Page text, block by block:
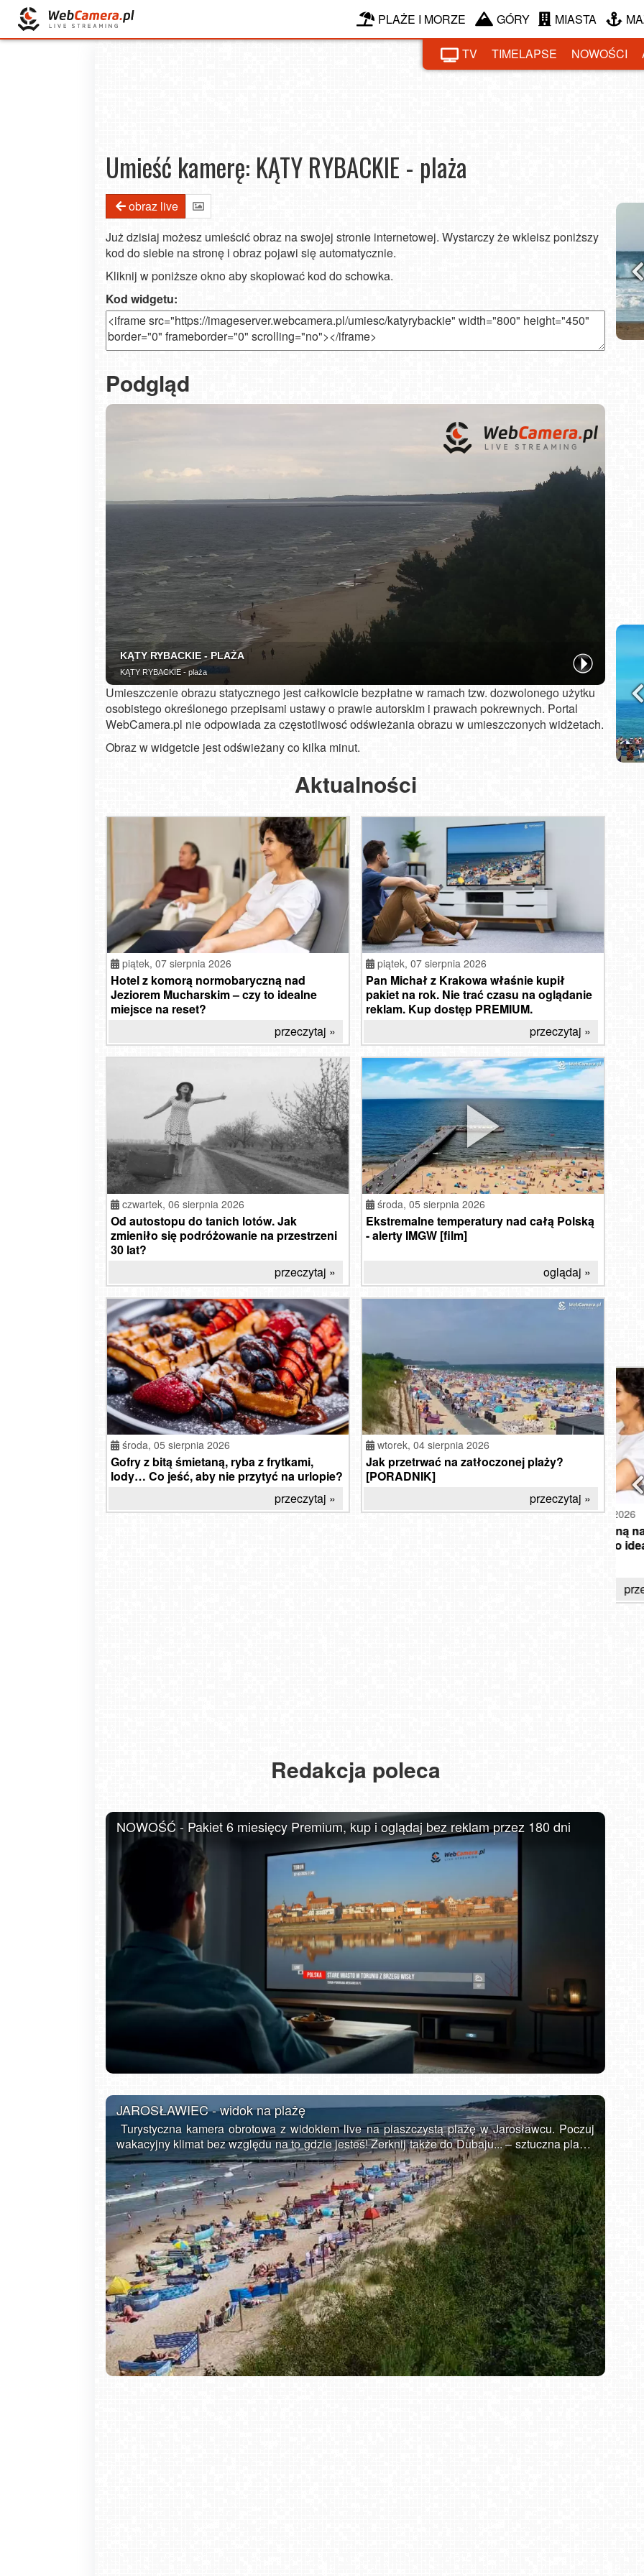
PLAŻE I MORZE GÓRY MIASTA
TV TIMELAPSE NOWOŚCI
Umieść kamerę: KĄTY RYBACKIE - plaża
obraz live
Już dzisiaj możesz umieścić obraz na swojej stronie internetowej. Wystarczy że wkleisz poniższy
kod do siebie na stronę i obraz pojawi się automatycznie.
Kliknij w poniższe okno aby skopiować kod do schowka.
Kod widgetu:
Podgląd
Umieszczenie obrazu statycznego jest całkowicie bezpłatne w ramach tzw. dozwolonego użytku
osobistego określonego przepisami ustawy o prawie autorskim i prawach pokrewnych. Portal
WebCamera.pl nie odpowiada za częstotliwosć odświeżania obrazu w umieszczonych widżetach.
Obraz w widgetcie jest odświeżany co kilka minut.
Aktualności
piątek, 07 sierpnia 2026
Hotel z komorą normobaryczną nad
Jeziorem Mucharskim – czy to idealne
miejsce na reset?
przeczytaj »
piątek, 07 sierpnia 2026
Pan Michał z Krakowa właśnie kupił
pakiet na rok. Nie trać czasu na oglądanie
reklam. Kup dostęp PREMIUM.
przeczytaj »
czwartek, 06 sierpnia 2026
Od autostopu do tanich lotów. Jak
zmieniło się podróżowanie na przestrzeni
30 lat?
przeczytaj »
środa, 05 sierpnia 2026
Ekstremalne temperatury nad całą Polską
- alerty IMGW [film]
oglądaj »
środa, 05 sierpnia 2026
Gofry z bitą śmietaną, ryba z frytkami,
lody… Co jeść, aby nie przytyć na urlopie?
przeczytaj »
wtorek, 04 sierpnia 2026
Jak przetrwać na zatłoczonej plaży?
[PORADNIK]
przeczytaj »
Redakcja poleca
NOWOŚĆ - Pakiet 6 miesięcy Premium, kup i oglądaj bez reklam przez 180 dni
Gdańsk - Brzeźno molo DZIWNÓW - widok na plażę
JAROSŁAWIEC - widok na plażę
Turystyczna kamera obrotowa z widokiem live na piaszczystą plażę w Jarosławcu. Poczuj
wakacyjny klimat bez względu na to gdzie jesteś! Zerknij także do Dubaju... – sztuczna plaża.
Jarosławiec to letniskowa wieś położona w województwie zachodniopomorskim na Wybrzeżu
Słowińskim nad Bałtykiem pomiędzy miastami Ustka i Darłowo. Posiada bardzo
rozbudowaną bazę noclegową i gastronomiczną, co pozwala przyjąć rzesze turystów w
sezonie letnim. Dzięki szerokim plażom oraz sporej liczbie atrakcji każdy znajdzie tu coś dla
siebie. Jak na typową miejscowość turystyczną, Jarosławiec ma do zaoferowania naprawdę
wiele. Oprócz zażywania kąpieli słonecznych na pięknej plaży, czy wodnej zabawie w
Bałtyku, można tu odwiedzić Muzeum Bursztynu, bądź oglądać wspaniałe widoki z 33
metrowej zabytkowej latarni morskiej z 1838 roku. W pobliżu czyste, zielone lasy z licznymi
ścieżkami pieszymi i rowerowymi. Ponadto, nieco na wschód znajduje się polodowcowe
jezioro Wicko, gdzie można popływać żaglówkami bądź rowerkami wodnymi. Miejscowi
zachęcają także do uprawiania jazdy konnej, bądź wybrania się z całą rodziną do aquaparku.
Nie marnuj czasu. Sprawdź prognozę i ruszaj na urlop. Pozwól by nasza kamera pomogła Ci
przywołać wspomnienia z wakacji.
Krupówki - widok na deptak Bielsko-Biała Plac Wojska Polskiego NOWOŚĆ
Sztorm uderzył w Mierzeję Wiślaną! Bałtyk zabiera
plażę w Kątach Rybackich [kamera na plaży]
Co oznacza czerwona flaga na plaży?
Zakopane - widok na deptak Krupówki NOWOŚĆ
piątek, 07 sierpnia 2026